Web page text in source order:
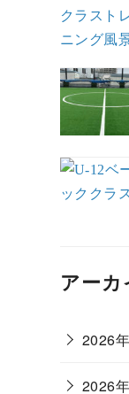
アー
2026
2026